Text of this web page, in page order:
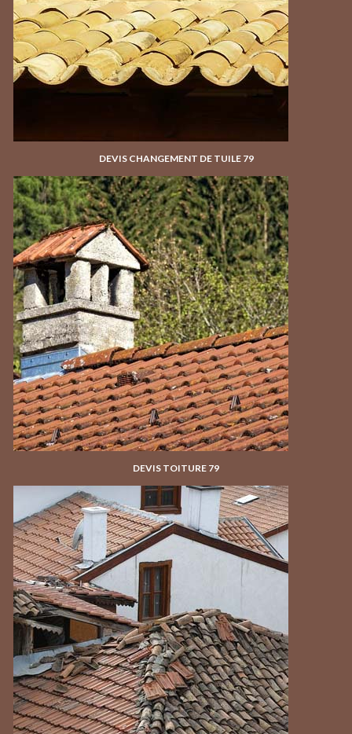
DEVIS CHANGEMENT DE TUILE 79
DEVIS TOITURE 79